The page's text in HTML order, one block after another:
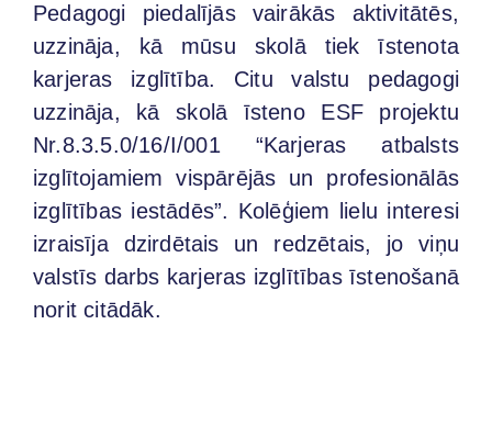
Pedagogi piedalījās vairākās aktivitātēs,
uzzināja, kā mūsu skolā tiek īstenota
karjeras izglītība. Citu valstu pedagogi
uzzināja, kā skolā īsteno ESF projektu
Nr.8.3.5.0/16/I/001 “Karjeras atbalsts
izglītojamiem vispārējās un profesionālās
izglītības iestādēs”. Kolēģiem lielu interesi
izraisīja dzirdētais un redzētais, jo viņu
valstīs darbs karjeras izglītības īstenošanā
norit citādāk.